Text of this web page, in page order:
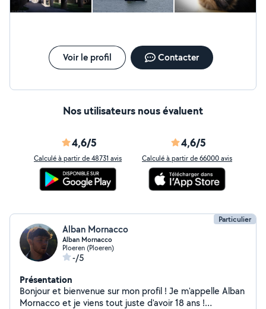
Voir le profil Contacter
Nos utilisateurs nous évaluent
4,6/5
Calculé à partir de 48731 avis
4,6/5
Calculé à partir de 66000 avis
Particulier
Alban Mornacco
Alban Mornacco
Ploeren (Ploeren)
-/5
Présentation
Bonjour et bienvenue sur mon profil ! Je m'appelle Alban
Mornacco et je viens tout juste d'avoir 18 ans !